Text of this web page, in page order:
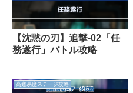
【沈黙の刃】追撃-02「任
務遂行」バトル攻略
高難易度ステージ攻略